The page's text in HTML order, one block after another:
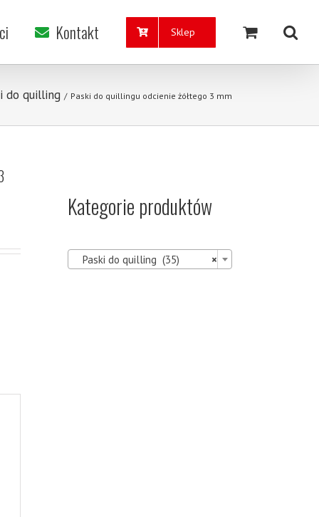
Kontakt Sklep
do quilling / Paski do quillingu odcienie żółtego 3 mm
Kategorie produktów
×
Paski do quilling (35)